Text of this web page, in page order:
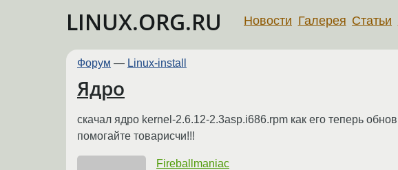
LINUX.ORG.RU Новости Галерея Статьи
Форум — Linux-install
Ядро
скачал ядро kernel-2.6.12-2.3asp.i686.rpm как его теперь
помогайте товарисчи!!!
Fireballmaniac